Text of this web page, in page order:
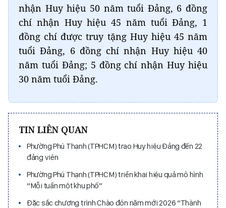
nhận Huy hiệu 50 năm tuổi Đảng, 6 đồng
chí nhận Huy hiệu 45 năm tuổi Đảng, 1
đồng chí được truy tặng Huy hiệu 45 năm
tuổi Đảng, 6 đồng chí nhận Huy hiệu 40
năm tuổi Đảng; 5 đồng chí nhận Huy hiệu
30 năm tuổi Đảng.
TIN LIÊN QUAN
Phường Phú Thạnh (TPHCM) trao Huy hiệu Đảng đến 22
đảng viên
Phường Phú Thạnh (TPHCM) triển khai hiệu quả mô hình
“Mỗi tuần một khu phố”
Đặc sắc chương trình Chào đón năm mới 2026 “Thành